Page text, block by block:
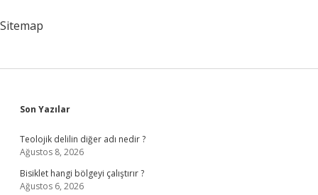
Sitemap
Sidebar
Son Yazılar
Teolojik delilin diğer adı nedir ?
Ağustos 8, 2026
Bisiklet hangi bölgeyi çalıştırır ?
Ağustos 6, 2026